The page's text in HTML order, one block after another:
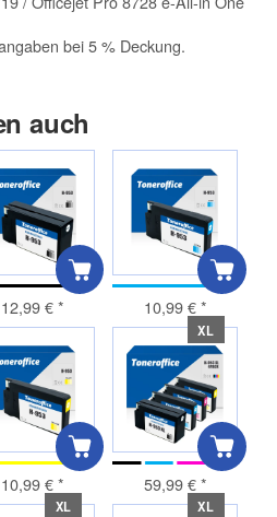
bei 5 % Deckung.
auch
12,99 €* 10,99 €*
10,99 €*
XL
59,99 €*
XL XL